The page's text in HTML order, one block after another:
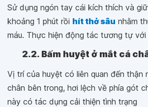
Sử dụng ngón tay cái kích thích và
khoảng 1 phút rồi hít thở sâu nhằm
máu. Thực hiện động tác tương tự với
2.2. Bấm huyệt ở mắt cá
Vị trí của huyệt có liên quan đến thận
chân bên trong, hơi lệch về phía gót
này có tác dụng cải thiện tình trạng